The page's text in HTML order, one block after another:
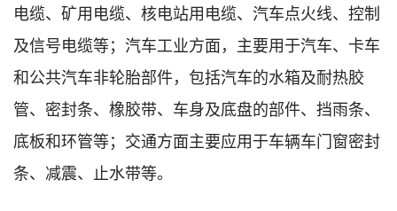
电缆、矿用电缆、核电站用电缆、汽车点火线、控制
及信号电缆等；汽车工业方面，主要用于汽车、卡车
和公共汽车非轮胎部件，包括汽车的水箱及耐热胶
管、密封条、橡胶带、车身及底盘的部件、挡雨条、
底板和环管等；交通方面主要应用于车辆车门窗密封
条、减震、止水带等。